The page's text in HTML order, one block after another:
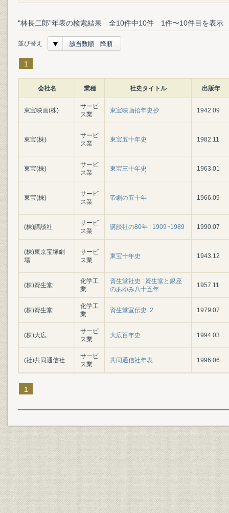
"林長二郎"年表の検索結果 全10件中10件 1件〜10件目を表示
並び替え 該当数順 降順
1
会社名 業種 社史タイトル 出版年
東宝映画(株)
サービ
ス業
東宝映画拾年史抄 1942.09
東宝(株)
サービ
ス業
東宝五十年史 1982.11
東宝(株)
サービ
ス業
東宝三十年史 1963.01
東宝(株)
サービ
ス業
帝劇の五十年 1966.09
(株)講談社
サービ
ス業
講談社の80年 : 1909~1989 1990.07
(株)東京宝塚劇
場
サービ
ス業
東宝十年史 1943.12
(株)資生堂
化学工
業
資生堂社史 : 資生堂と銀座
のあゆみ八十五年
1957.11
(株)資生堂
化学工
業
資生堂宣伝史. 2 1979.07
(株)大広
サービ
ス業
大広百年史 1994.03
(社)共同通信社
サービ
ス業
共同通信社年表 1996.06
1